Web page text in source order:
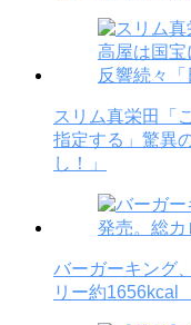
スリム真栄田「
指定する」驚異
し！」
バーガーキング
リー約1656kcal